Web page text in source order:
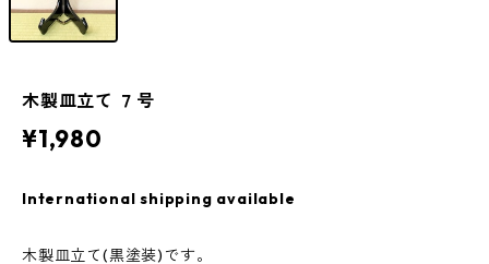
木製皿立て ７号
¥1,980
International shipping available
木製皿立て(黒塗装)です。